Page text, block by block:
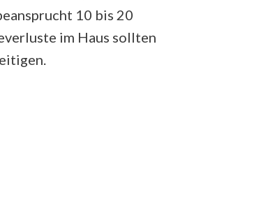
10 bis 20
im Haus sollten